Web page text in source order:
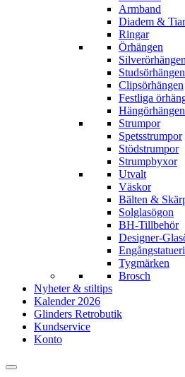
Armband
Diadem &
Ringar
Örhängen
Silverörhängen
Studsörhängen
Clipsörhängen
Festliga
Hängörhängen
Strumpor
Spetsstrumpor
Stödstrumpor
Strumpbyxor
Utvalt
Väskor
Bälten &
Solglasögon
BH-Tillbehör
Designer-
Tygmärken
Brosch
Nyheter & stiltips
Kalender 2026
Glinders Retrobutik
Kundservice
Konto